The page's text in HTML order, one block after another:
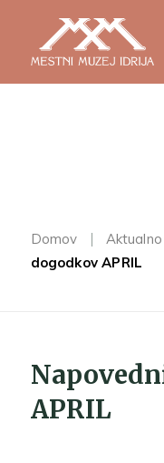
Domov Aktualno
dogodkov APRIL
APRIL